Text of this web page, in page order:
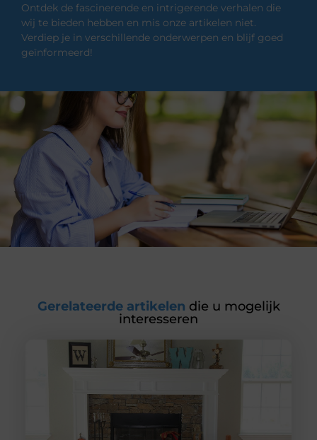
Ontdek de fascinerende en intrigerende verhalen die
wij te bieden hebben en mis onze artikelen niet.
Verdiep je in verschillende onderwerpen en blijf goed
geïnformeerd!
Gerelateerde artikelen die u mogelijk
interesseren